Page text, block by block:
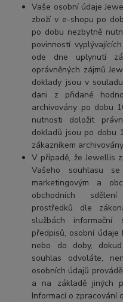
Vaše osobní údaje
zboží v e-shopu po
po dobu nezbytně
povinností
ode dne uplynutí
oprávněných zájmů
doklady jsou v
dani z přidané
archivovány po dobu
nutnosti doložit
dokladů jsou po dobu
zákazníkem
V případě, že Jewellis
Vašeho souhlasu
marketingovým a
obchodních
prostředků dle
službách informační
předpisů, osobní
nebo do doby,
souhlas odvoláte,
osobních údajů
a na základě jiných
Informací o zpracování